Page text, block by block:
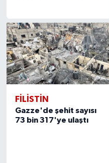
FILISTIN
Gazze'de şehit sayısı
73 bin 317'ye ulaştı